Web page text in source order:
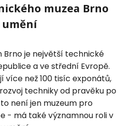
muzea Brno
Brno je největší technické
a ve střední Evropě.
více než 100 tisíc exponátů,
techniky od pravěku po
není jen muzeum pro
- má také významnou roli v